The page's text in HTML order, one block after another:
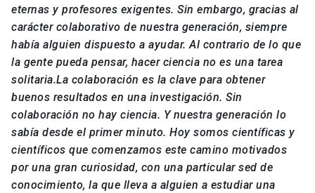
eternas y profesores exigentes. Sin embargo, gracias al
carácter colaborativo de nuestra generación, siempre
había alguien dispuesto a ayudar. Al contrario de lo que
la gente pueda pensar, hacer ciencia no es una tarea
solitaria.La colaboración es la clave para obtener
buenos resultados en una investigación. Sin
colaboración no hay ciencia. Y nuestra generación lo
sabía desde el primer minuto. Hoy somos científicas y
científicos que comenzamos este camino motivados
por una gran curiosidad, con una particular sed de
conocimiento, la que lleva a alguien a estudiar una